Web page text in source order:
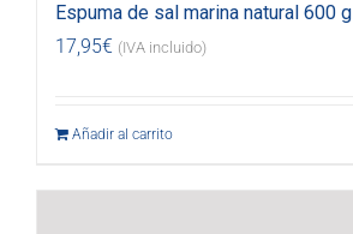
Espuma de sal marina natural 600 g
17,95€ (IVA incluido)
Añadir al carrito